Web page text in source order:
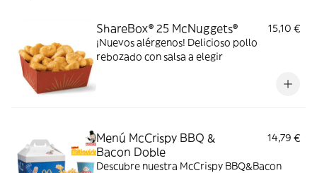
ShareBox® 25 McNuggets®
15,10 €
¡Nuevos alérgenos! Delicioso pollo
rebozado con salsa a elegir
Menú McCrispy BBQ &
Bacon Doble
14,79 €
Descubre nuestra McCrispy BBQ&Bacon